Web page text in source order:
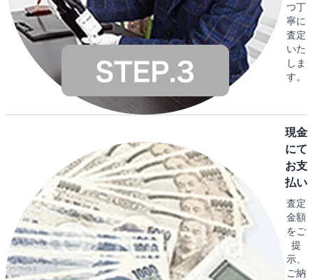
つ丁
寧に
査定
いた
しま
す。
現金
にて
お支
払い
査定
金額
をご
提
示、
ご納